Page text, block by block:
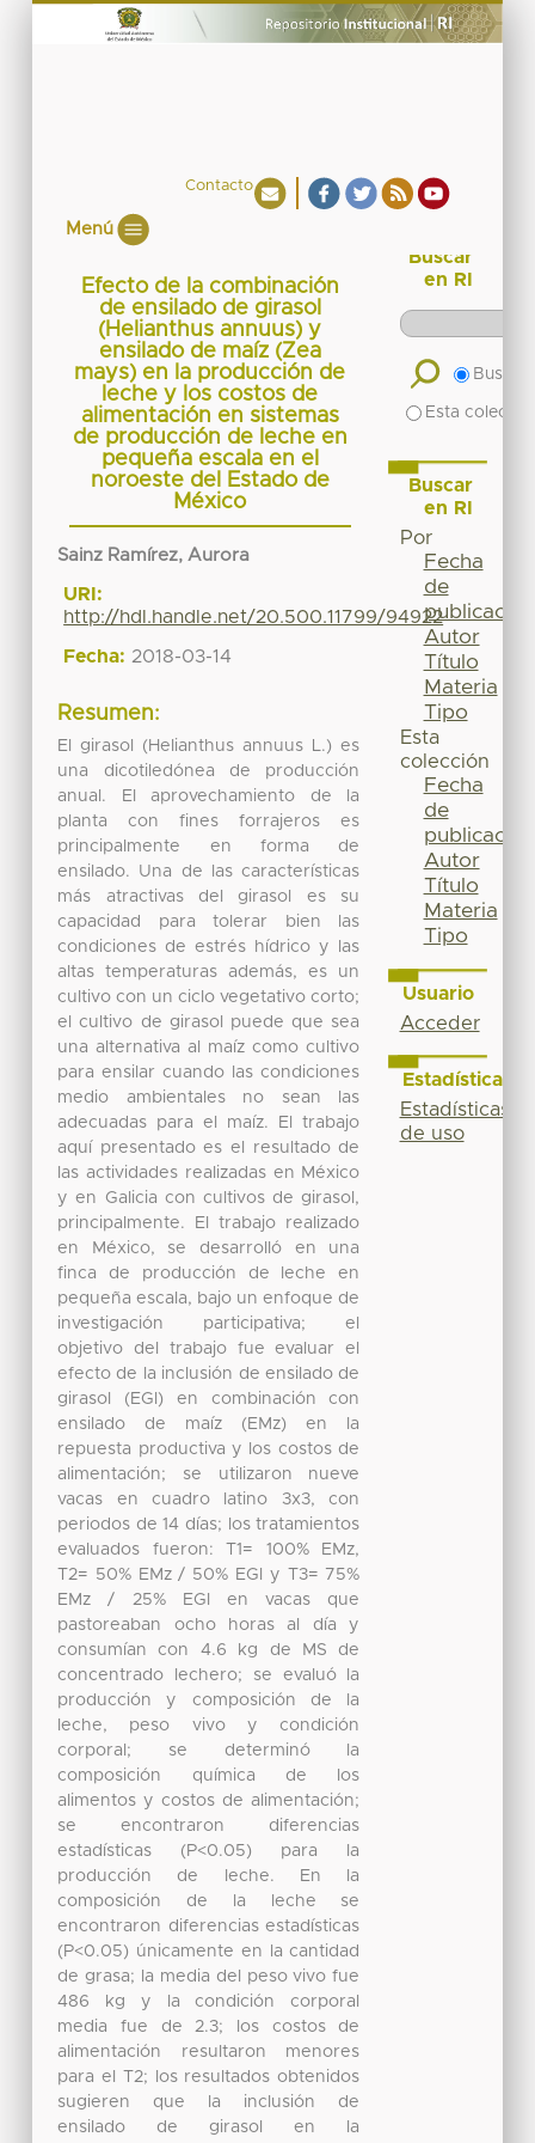
Contacto
Menú
Efecto de la combinación
de ensilado de girasol
(Helianthus annuus) y
ensilado de maíz (Zea
mays) en la producción de
leche y los costos de
alimentación en sistemas
de producción de leche en
pequeña escala en el
noroeste del Estado de
México
Sainz Ramírez, Aurora
URI:
http://hdl.handle.net/20.500.11799/94922
Fecha: 2018-03-14
Resumen:
El girasol (Helianthus annuus L.) es
una dicotiledónea de producción
anual. El aprovechamiento de la
planta con fines forrajeros es
principalmente en forma de
ensilado. Una de las características
más atractivas del girasol es su
capacidad para tolerar bien las
condiciones de estrés hídrico y las
altas temperaturas además, es un
cultivo con un ciclo vegetativo corto;
el cultivo de girasol puede que sea
una alternativa al maíz como cultivo
para ensilar cuando las condiciones
medio ambientales no sean las
adecuadas para el maíz. El trabajo
aquí presentado es el resultado de
las actividades realizadas en México
y en Galicia con cultivos de girasol,
principalmente. El trabajo realizado
en México, se desarrolló en una
finca de producción de leche en
pequeña escala, bajo un enfoque de
investigación participativa; el
objetivo del trabajo fue evaluar el
efecto de la inclusión de ensilado de
girasol (EGl) en combinación con
ensilado de maíz (EMz) en la
repuesta productiva y los costos de
alimentación; se utilizaron nueve
vacas en cuadro latino 3x3, con
periodos de 14 días; los tratamientos
evaluados fueron: T1= 100% EMz,
T2= 50% EMz / 50% EGl y T3= 75%
EMz / 25% EGl en vacas que
pastoreaban ocho horas al día y
consumían con 4.6 kg de MS de
concentrado lechero; se evaluó la
producción y composición de la
leche, peso vivo y condición
corporal; se determinó la
composición química de los
alimentos y costos de alimentación;
se encontraron diferencias
estadísticas (P<0.05) para la
producción de leche. En la
composición de la leche se
encontraron diferencias estadísticas
(P<0.05) únicamente en la cantidad
de grasa; la media del peso vivo fue
486 kg y la condición corporal
media fue de 2.3; los costos de
alimentación resultaron menores
para el T2; los resultados obtenidos
sugieren que la inclusión de
ensilado de girasol en la
Buscar
en RI
Buscar
Esta
Buscar
en RI
Por
Fecha
de
publicación
Autor
Título
Materia
Tipo
Esta
colección
Fecha
de
publicación
Autor
Título
Materia
Tipo
Usuario
Acceder
Estadísticas
Estadísticas
de uso